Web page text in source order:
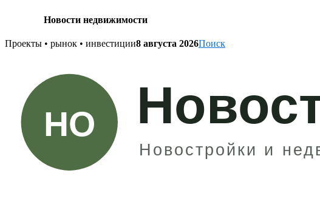
Новости недвижимости
Skip
Проекты • рынок • инвестиции8 августа 2026Поиск